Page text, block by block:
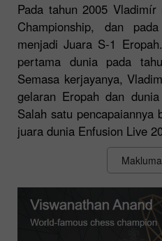
Pada tahun 2005
Championship, dan
menjadi Juara S-1
pertama dunia pada
Semasa kerjayanya,
gelaran Eropah dan
Salah satu pencapaiannya
juara dunia Enfusion Live